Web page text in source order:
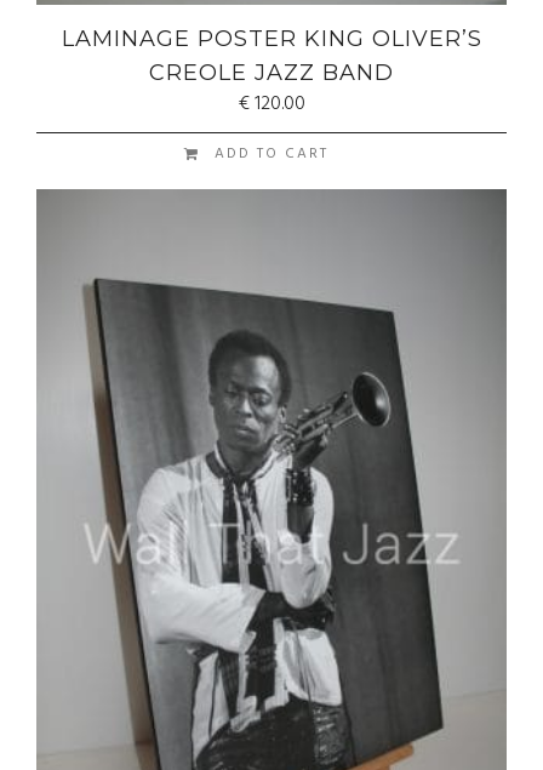
LAMINAGE POSTER KING OLIVER’S
CREOLE JAZZ BAND
€120.00
ADD TO CART